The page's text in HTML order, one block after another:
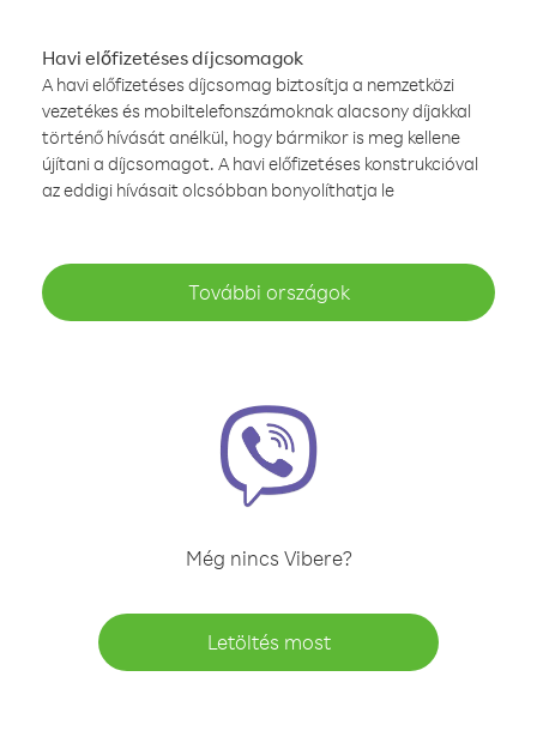
Havi előfizetéses díjcsomagok
A havi előfizetéses díjcsomag biztosítja a nemzetközi
vezetékes és mobiltelefonszámoknak alacsony díjakkal
történő hívását anélkül, hogy bármikor is meg kellene
újítani a díjcsomagot. A havi előfizetéses konstrukcióval
az eddigi hívásait olcsóbban bonyolíthatja le
További országok
Még nincs Vibere?
Letöltés most